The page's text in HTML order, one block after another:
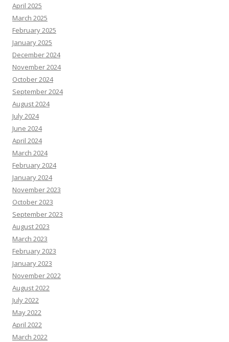
April 2025
March 2025
February 2025
January 2025
December 2024
November 2024
October 2024
September 2024
August 2024
July 2024
June 2024
April 2024
March 2024
February 2024
January 2024
November 2023
October 2023
September 2023
August 2023
March 2023
February 2023
January 2023
November 2022
August 2022
July 2022
May 2022
April 2022
March 2022